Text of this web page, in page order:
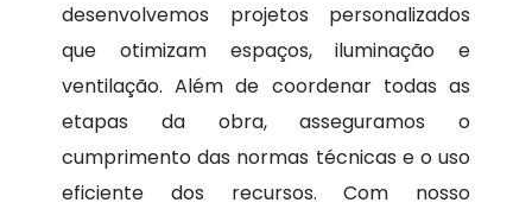
desenvolvemos projetos personalizados
que otimizam espaços, iluminação e
ventilação. Além de coordenar todas as
etapas da obra, asseguramos o
cumprimento das normas técnicas e o uso
eficiente dos recursos. Com nosso